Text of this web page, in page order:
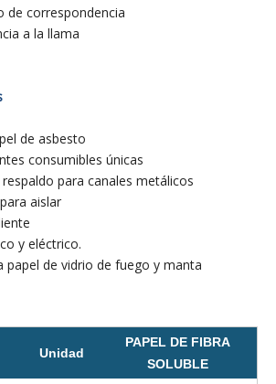
de correspondencia
a la llama
de asbesto
consumibles únicas
para canales metálicos
aislar
y eléctrico.
papel de vidrio de fuego y manta
Unidad
PAPEL DE FIBRA
SOLUBLE